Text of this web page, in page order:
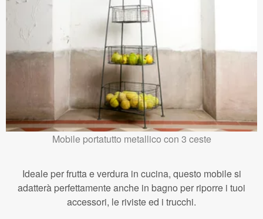
Mobile portatutto metallico con 3 ceste
Ideale per frutta e verdura in cucina, questo mobile si
adatterà perfettamente anche in bagno per riporre i tuoi
accessori, le riviste ed i trucchi.